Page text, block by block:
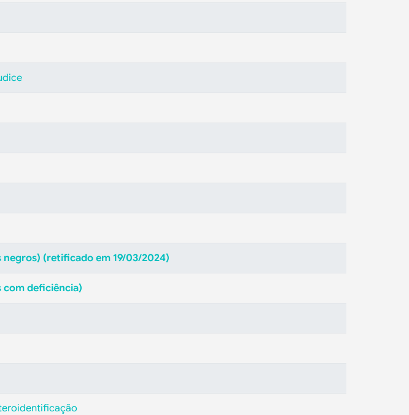
negros) (retificado em 19/03/2024)
com deficiência)